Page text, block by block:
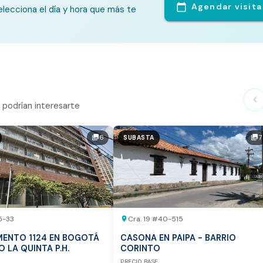
Análisis
mercado
Vista previa del reporte de avalúo
el día y hora que más te
calendar_today Agendar visita
interesarte
chevron_left
photo_library6
33
1124 EN BOGOTÁ
LA QUINTA P.H.
photo_library7
SUBASTA
location_on Cra. 19 #40-515
CASONA EN PAIPA - BARRIO
CORINTO